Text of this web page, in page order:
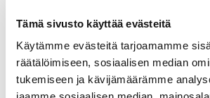
Tämä sivusto käyttää evästeitä
Käytämme evästeitä tarjoamamme
räätälöimiseen, sosiaalisen median
tukemiseen ja kävijämäärämme
Moduuli 3: Kehittämishankkeen
Projektiviestintä on olennainen osa
onnistunutta toteutusta ja sen
välittämistä eri sidosryhmille. Se
sisäiseen ja ulkoiseen viestintään.